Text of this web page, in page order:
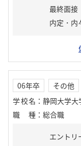
最終面接
内定・内
06年卒 その他
学校名 ： 静岡大学大
職種 ： 総合職
エントリ